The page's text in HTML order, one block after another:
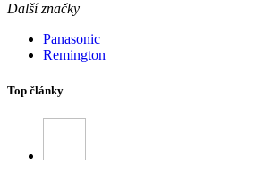
Další značky
Panasonic
Remington
Top články